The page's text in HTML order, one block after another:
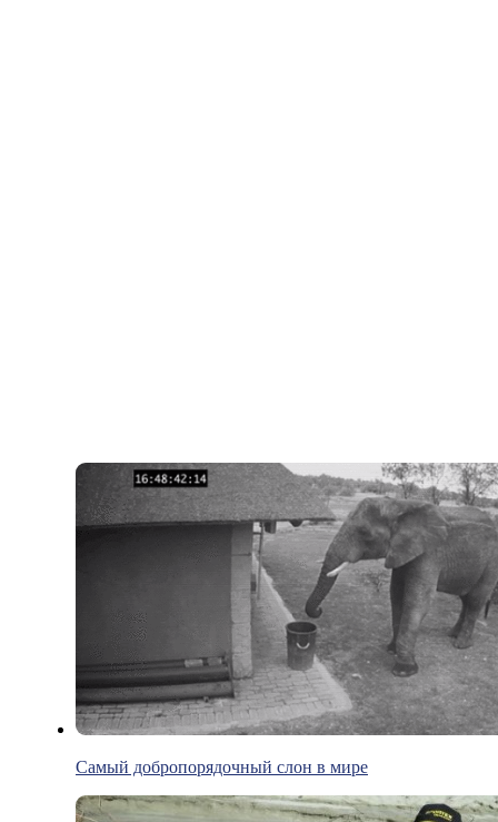
Самый добропорядочный слон в мире